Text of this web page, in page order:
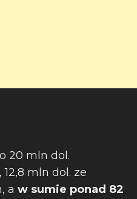
20 mln dol.
mln dol. ze
a w sumie ponad 82